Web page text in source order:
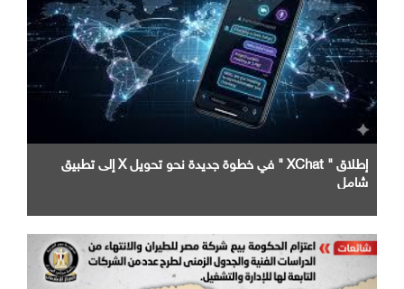
إطلاق " XChat " في خطوة جديدة نحو تحويل X إلى تطبيق
شامل